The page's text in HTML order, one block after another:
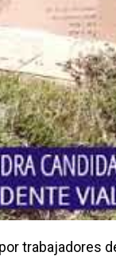
trabajadores